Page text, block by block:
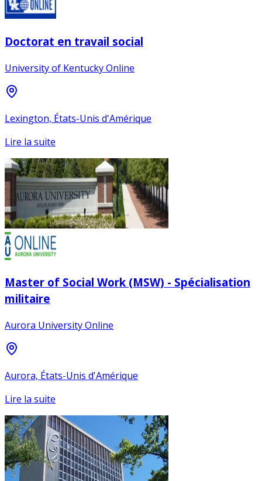
Doctorat en travail social
University of Kentucky Online
Lexington, États-Unis d'Amérique
Lire la suite
Master of Social Work (MSW) - Spécialisation
militaire
Aurora University Online
Aurora, États-Unis d'Amérique
Lire la suite